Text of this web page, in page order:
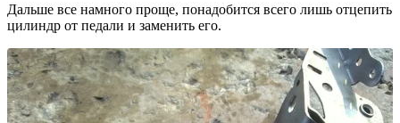
Дальше все намного проще, понадобится всего лишь отцепить
цилиндр от педали и заменить его.